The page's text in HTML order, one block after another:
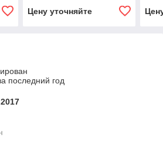
Цену уточняйте
последний год